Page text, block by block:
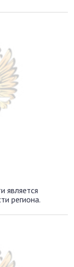
является
региона.